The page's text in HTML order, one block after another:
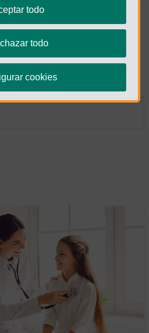
en Google Maps
y pruebas
modificar tus ajustes de
en la sección
todo
todo
cookies